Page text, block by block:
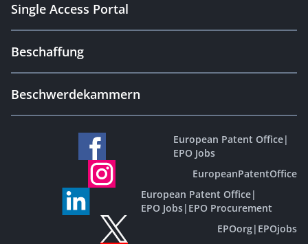
Single Access Portal
Beschaffung
Beschwerdekammern
European Patent Office|
EPO Jobs
EuropeanPatentOffice
European Patent Office|
EPO Jobs| EPO Procurement
EPOorg| EPOjobs